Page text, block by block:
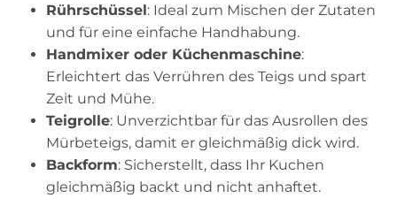
Rührschüssel: Ideal zum Mischen der Zutaten
und für eine einfache Handhabung.
Handmixer oder Küchenmaschine:
Erleichtert das Verrühren des Teigs und spart
Zeit und Mühe.
Teigrolle: Unverzichtbar für das Ausrollen des
Mürbeteigs, damit er gleichmäßig dick wird.
Backform: Sicherstellt, dass Ihr Kuchen
gleichmäßig backt und nicht anhaftet.